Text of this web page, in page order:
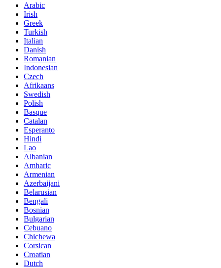
Arabic
Irish
Greek
Turkish
Italian
Danish
Romanian
Indonesian
Czech
Afrikaans
Swedish
Polish
Basque
Catalan
Esperanto
Hindi
Lao
Albanian
Amharic
Armenian
Azerbaijani
Belarusian
Bengali
Bosnian
Bulgarian
Cebuano
Chichewa
Corsican
Croatian
Dutch